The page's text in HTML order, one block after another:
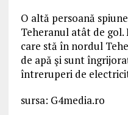
O altă persoană
Teheranul atât de
care stă în nordul
de apă şi sunt
întreruperi de
sursa: G4media.ro